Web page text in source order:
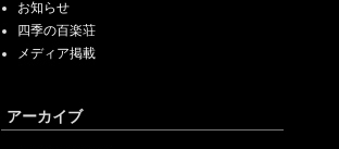
お知らせ
四季の百楽荘
メディア掲載
アーカイブ